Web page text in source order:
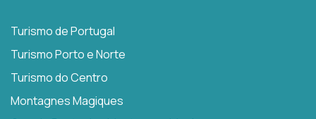
Turismo de Portugal
Turismo Porto e Norte
Turismo do Centro
Montagnes Magiques